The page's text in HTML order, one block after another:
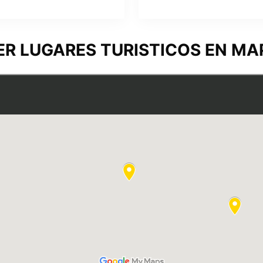
LUGARES TURISTICOS EN